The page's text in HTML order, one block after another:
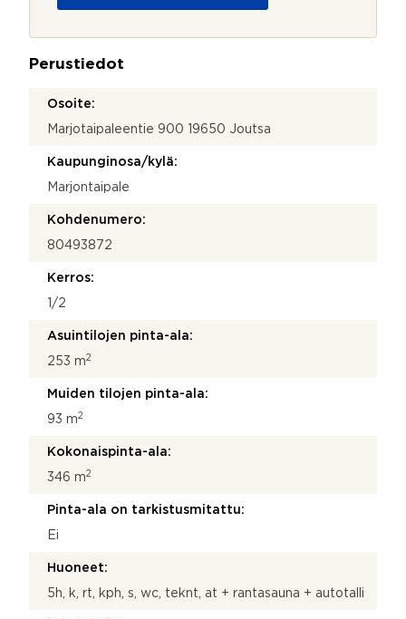
*
Perustiedot
Osoite:
Marjotaipaleentie 900 19650 Joutsa
Kaupunginosa/kylä:
Marjontaipale
Kohdenumero:
80493872
Kerros:
1/2
Asuintilojen pinta-ala:
253 m2
Muiden tilojen pinta-ala:
93 m2
Kokonaispinta-ala:
346 m2
Pinta-ala on tarkistusmitattu:
Ei
Huoneet:
5h, k, rt, kph, s, wc, teknt, at + rantasauna + autotalli